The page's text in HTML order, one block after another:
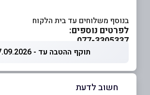
בנוסף משלוחים עד בית הלקוח
לפרטים נוספים:
077-3305337
תוקף ההטבה עד - 07.09.2026
חשוב לדעת